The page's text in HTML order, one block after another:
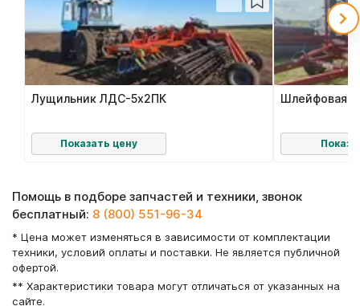
Лущильник ЛДС-5х2ПК
Показать цену
Шлейфовая
Помощь в подборе запчастей и техники, звонок
бесплатный: 8 (800) 551-96-34
* Цена может изменяться в зависимости от комплектации
техники, условий оплаты и поставки. Не является публичной
офертой.
** Характеристики товара могут отличаться от указанных на
сайте.